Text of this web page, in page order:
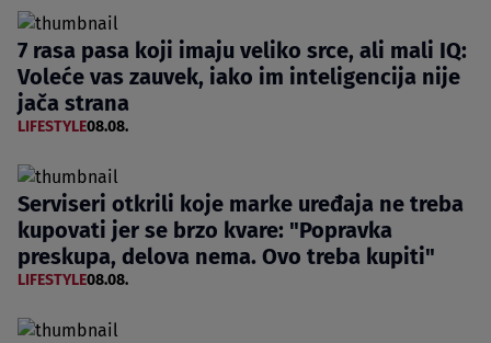
7 rasa pasa koji imaju veliko srce, ali mali IQ:
Voleće vas zauvek, iako im inteligencija nije
jača strana
LIFESTYLE08.08.
Serviseri otkrili koje marke uređaja ne treba
kupovati jer se brzo kvare: "Popravka
preskupa, delova nema. Ovo treba kupiti"
LIFESTYLE08.08.